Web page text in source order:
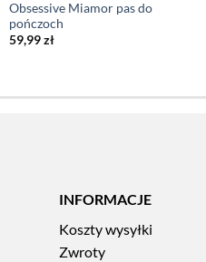
Obsessive Miamor pas do
pończoch
59,99zł
INFORMACJE
Koszty wysyłki
Zwroty